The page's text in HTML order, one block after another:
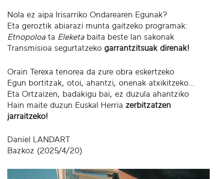
Nola ez aipa Irisarriko Ondarearen Egunak?
Eta geroztik abiarazi munta gaitzeko programak:
Etnopoloa ta Eleketa baita beste lan sakonak
Transmisioa segurtatzeko garrantzitsuak direnak!
Orain Terexa tenorea da zure obra eskertzeko
Egun bortitzak, otoi, ahantzi, onenak atxikitzeko…
Eta Ortzaizen, badakigu bai, ez duzula ahantziko
Hain maite duzun Euskal Herria zerbitzatzen
jarraitzeko!
Daniel LANDART
Bazkoz (2025/4/20)